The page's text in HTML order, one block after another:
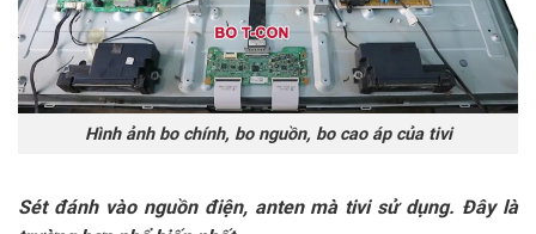
Hình ảnh bo chính, bo nguồn, bo cao áp của tivi
Sét đánh vào nguồn điện, anten mà tivi sử dụng. Đây là